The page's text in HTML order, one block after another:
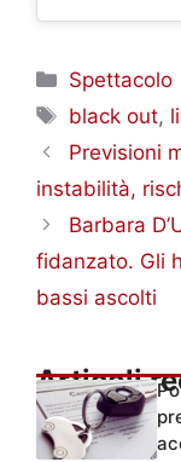
Categorie
Spettacolo
Tag
black out,
Previsioni
instabilità,
Barbara
fidanzato. Gli
bassi ascolti
Articoli